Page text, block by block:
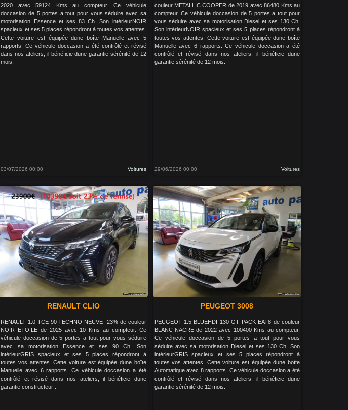
2020 avec 59124 Kms au compteur. Ce véhicule
doccasion de 5 portes a tout pour vous séduire avec sa
motorisation Essence et ses 83 Ch. Son intérieurNOIR
spacieux et ses 5 places répondront à toutes vos attentes.
Cette voiture est équipée dune boîte Manuelle avec 5
rapports. Ce véhicule doccasion a été contrôlé et révisé
dans nos ateliers, il bénéficie dune garantie sérénité de 12
mois.
03/07/2026 00:00 Voitures
couleur METALLIC COOPER de 2019 avec 86480 Kms au
compteur. Ce véhicule doccasion de 5 portes a tout pour
vous séduire avec sa motorisation Diesel et ses 130 Ch.
Son intérieurNOIR spacieux et ses 5 places répondront à
toutes vos attentes. Cette voiture est équipée dune boîte
Manuelle avec 6 rapports. Ce véhicule doccasion a été
contrôlé et révisé dans nos ateliers, il bénéficie dune
garantie sérénité de 12 mois.
29/06/2026 00:00 Voitures
RENAULT CLIO
RENAULT 1.0 TCE 90 TECHNO NEUVE -23% de couleur
NOIR ETOILE de 2025 avec 10 Kms au compteur. Ce
véhicule doccasion de 5 portes a tout pour vous séduire
avec sa motorisation Essence et ses 90 Ch. Son
intérieurGRIS spacieux et ses 5 places répondront à
toutes vos attentes. Cette voiture est équipée dune boîte
Manuelle avec 6 rapports. Ce véhicule doccasion a été
contrôlé et révisé dans nos ateliers, il bénéficie dune
garantie constructeur .
PEUGEOT 3008
PEUGEOT 1.5 BLUEHDI 130 GT PACK EAT8 de couleur
BLANC NACRE de 2022 avec 100400 Kms au compteur.
Ce véhicule doccasion de 5 portes a tout pour vous
séduire avec sa motorisation Diesel et ses 130 Ch. Son
intérieurGRIS spacieux et ses 5 places répondront à
toutes vos attentes. Cette voiture est équipée dune boîte
Automatique avec 8 rapports. Ce véhicule doccasion a été
contrôlé et révisé dans nos ateliers, il bénéficie dune
garantie sérénité de 12 mois.